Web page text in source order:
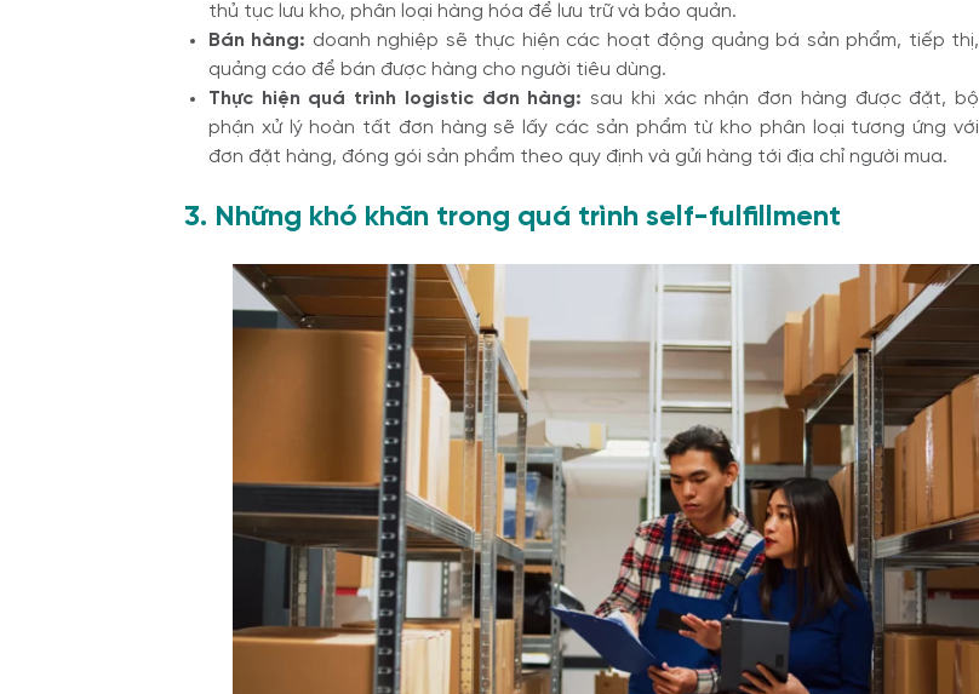
thủ tục lưu kho, phân loại hàng hóa để lưu trữ và bảo quản.
Bán hàng: doanh nghiệp sẽ thực hiện các hoạt động quảng bá sản phẩm, tiếp thị,
quảng cáo để bán được hàng cho người tiêu dùng.
Thực hiện quá trình logistic đơn hàng:sau khi xác nhận đơn hàng được đặt, bộ
phận xử lý hoàn tất đơn hàng sẽ
lấy các sản phẩm từ kho phân loại tương ứng với
đơn đặt hàng, đóng gói sản phẩm theo quy định và gửi hàng tới địa chỉ người mua.
3. Những khó khăn trong quá trình self-fulfillment